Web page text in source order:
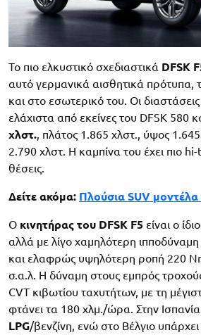
Το πιο ελκυστικό σχεδιαστικά DFSK
αυτό γερμανικά αισθητικά πρότυπα,
και στο εσωτερικό του. Οι
ελάχιστα από εκείνες του DFSK 580
χλστ., πλάτος 1.865 χλστ., ύψος 1.645
2.790 χλστ. Η καμπίνα του έχει πιο
θέσεις.
Δείτε ακόμα: Πλούσια SUV μοντέλα
Ο κινητήρας του DFSK F5 είναι ο
αλλά με λίγο χαμηλότερη
και ελαφρώς υψηλότερη ροπή 220
σ.α.λ. Η δύναμη στους εμπρός
CVT κιβωτίου ταχυτήτων, με τη
φτάνει τα 180 χλμ./ώρα. Στην
LPG/βενζίνη, ενώ στο Βέλγιο